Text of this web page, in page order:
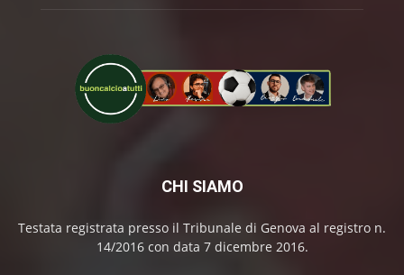
CHI SIAMO
Testata registrata presso il Tribunale di Genova al registro n.
14/2016 con data 7 dicembre 2016.